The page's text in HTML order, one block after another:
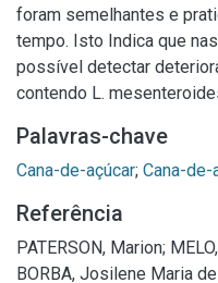
foram semelhantes e
tempo. Isto Indica que
possível detectar
contendo L.
Palavras-chave
Cana-de-açúcar; Cana-de-
Referência
PATERSON, Marion;
BORBA, Josilene Maria